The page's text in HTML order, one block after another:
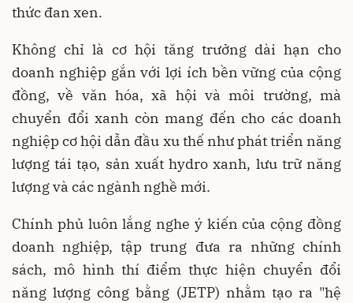
thức đan xen.
Không chỉ là cơ hội tăng trưởng dài hạn cho
doanh nghiệp gắn với lợi ích bền vững của cộng
đồng, về văn hóa, xã hội và môi trường, mà
chuyển đổi xanh còn mang đến cho các doanh
nghiệp cơ hội dẫn đầu xu thế như phát triển năng
lượng tái tạo, sản xuất hydro xanh, lưu trữ năng
lượng và các ngành nghề mới.
Chính phủ luôn lắng nghe ý kiến của cộng đồng
doanh nghiệp, tập trung đưa ra những chính
sách, mô hình thí điểm thực hiện chuyển đổi
năng lượng công bằng (JETP) nhằm tạo ra "hệ